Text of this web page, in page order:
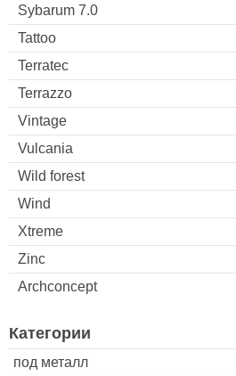
Sybarum 7.0
Tattoo
Terratec
Terrazzo
Vintage
Vulcania
Wild forest
Wind
Xtreme
Zinc
Archconcept
Категории
под металл